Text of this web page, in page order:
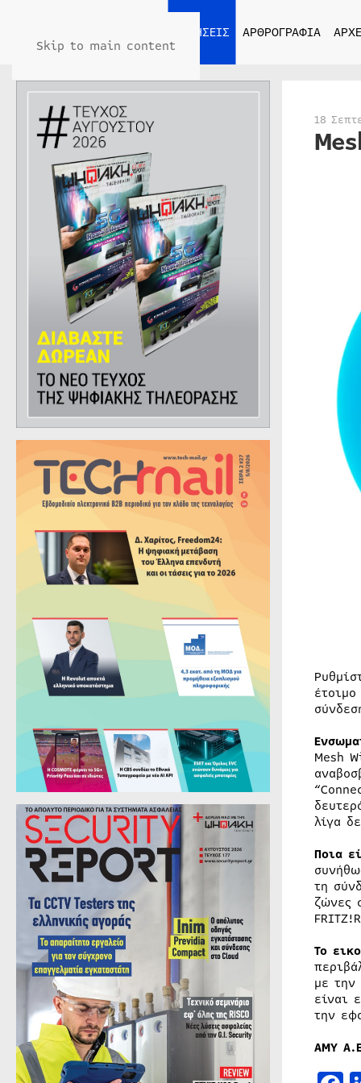
Skip to main content
ΕΙΔΗΣΕΙΣ ΑΡΘΡΟΓΡΑΦΙΑ
18
Mesh
λίγα
Ποια
τη
ζώνες
Το
με την
είναι
την
ΑΜΥ